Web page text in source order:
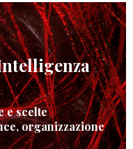
e scelte
organizzazione